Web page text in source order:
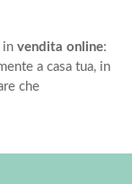
in vendita online:
a casa tua, in
che